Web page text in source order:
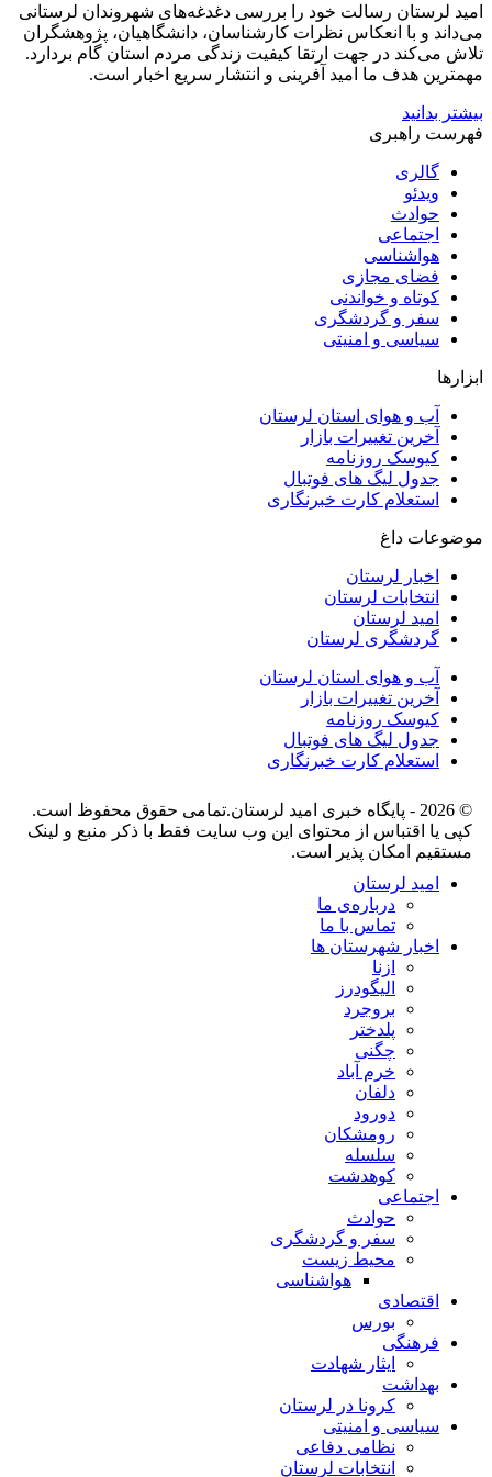
امید لرستان رسالت خود را بررسی دغدغه‌های شهروندان لرستانی
می‌داند و با انعکاس نظرات کارشناسان، دانشگاهیان، پژوهشگران
تلاش می‌کند در جهت ارتقا کیفیت زندگی مردم استان گام بردارد.
مهمترین هدف ما امید آفرینی و انتشار سریع اخبار است.
بیشتر بدانید
فهرست راهبری
گالری
ویدئو
حوادث
اجتماعی
هواشناسی
فضای مجازی
کوتاه و خواندنی
سفر و گردشگری
سیاسی و امنیتی
ابزارها
آب و هوای استان لرستان
آخرین تغییرات بازار
کیوسک روزنامه
جدول لیگ های فوتبال
استعلام کارت خبرنگاری
موضوعات داغ
اخبار لرستان
انتخابات لرستان
امید لرستان
گردشگری لرستان
آب و هوای استان لرستان
آخرین تغییرات بازار
کیوسک روزنامه
جدول لیگ های فوتبال
استعلام کارت خبرنگاری
© 2026 - پایگاه خبری اميد لرستان.تمامی حقوق محفوظ است.
کپی یا اقتباس از محتوای این وب سایت فقط با ذکر منبع و لینک
مستقیم امکان پذیر است.
امید لرستان
درباره‌ی ما
تماس با ما
اخبار شهرستان ها
ازنا
الیگودرز
بروجرد
پلدختر
چگنی
خرم آباد
دلفان
دورود
رومشکان
سلسله
کوهدشت
اجتماعی
حوادث
سفر و گردشگری
محیط زیست
هواشناسی
اقتصادی
بورس
فرهنگی
ایثار شهادت
بهداشت
کرونا در لرستان
سیاسی و امنیتی
نظامی دفاعی
انتخابات لرستان